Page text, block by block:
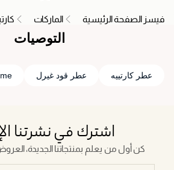
فيسز الصفحة الرئيسية الماركات
التوصيات
عطر كارتييه عطر قود غيرل
اشترك في نشرتنا
كن أول من يعلم بمنتجاتنا الجديدة،